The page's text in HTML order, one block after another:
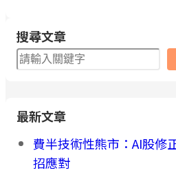
搜尋文章
搜
尋
最新文章
費半技術性熊市：AI股修
招應對